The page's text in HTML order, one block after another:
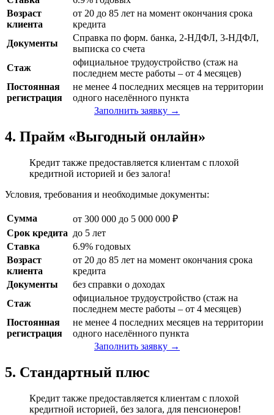
Возраст
клиента
от 20 до 85 лет на момент окончания срока
кредита
Документы
Справка по форм. банка, 2-НДФЛ, 3-НДФЛ,
выписка со счета
Стаж
официальное трудоустройство (стаж на
последнем месте работы – от 4 месяцев)
Постоянная
регистрация
не менее 4 последних месяцев на территории
одного населённого пункта
Заполнить заявку →
4. Прайм «Выгодный онлайн»
Кредит также предоставляется клиентам с плохой
кредитной историей и без залога!
Условия, требования и необходимые документы:
Сумма
от 300 000 до 5 000 000 ₽
Срок кредита до 5 лет
Ставка
6.9% годовых
Возраст
клиента
от 20 до 85 лет на момент окончания срока
кредита
Документы
без справки о доходах
Стаж
официальное трудоустройство (стаж на
последнем месте работы – от 4 месяцев)
Постоянная
регистрация
не менее 4 последних месяцев на территории
одного населённого пункта
Заполнить заявку →
5. Стандартный плюс
Кредит также предоставляется клиентам с плохой
кредитной историей, без залога, для пенсионеров!